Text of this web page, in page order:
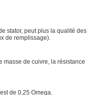
stator, peut plus la qualité des
de remplissage).
masse de cuivre, la résistance
de 0,25 Omega.